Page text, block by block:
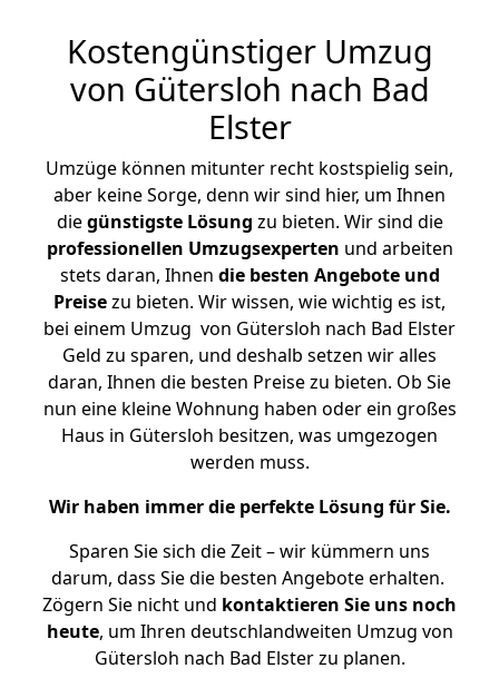
Kostengünstiger Umzug
von Gütersloh nach Bad
Elster
Umzüge können mitunter recht kostspielig sein,
aber keine Sorge, denn wir sind hier, um Ihnen
diegünstigste Lösung zu bieten. Wir sind die
professionellen Umzugsexperten und arbeiten
stets daran, Ihnen die besten Angebote und
Preisezu bieten. Wir wissen, wie wichtig es ist,
bei einem Umzug von Gütersloh nach Bad Elster
Geld zu sparen, und deshalb setzen wir alles
daran, Ihnen die besten Preise zu bieten. Ob Sie
nun eine kleine Wohnung haben oder ein großes
Haus in Gütersloh besitzen, was umgezogen
werden muss.
Wir haben immer die perfekte Lösung für Sie.
Sparen Sie sich die Zeit – wir kümmern uns
darum, dass Sie die besten Angebote erhalten.
Zögern Sie nicht und kontaktieren Sie uns noch
heute, um Ihren deutschlandweiten Umzug von
Gütersloh nach Bad Elster zu planen.